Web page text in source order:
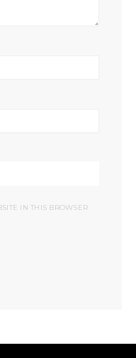
IN THIS BROWSER